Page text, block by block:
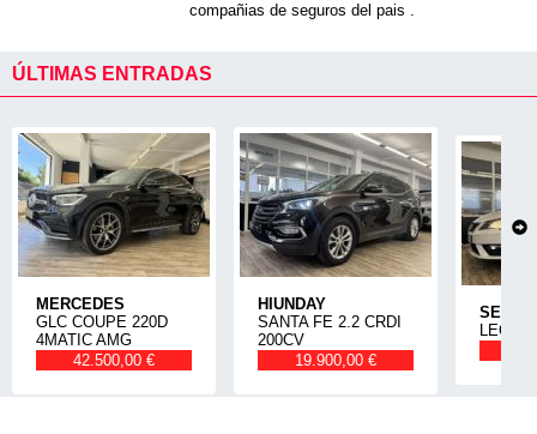
compañias de seguros del pais .
ÚLTIMAS ENTRADAS
MERCEDES
GLC COUPE 220D
4MATIC AMG
42.500,00 €
HIUNDAY
SANTA FE 2.2 CRDI
200CV
19.900,00 €
SEAT
LEON